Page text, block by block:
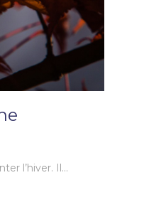
l’hiver. Il…